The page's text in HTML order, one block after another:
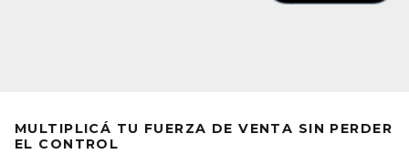
MULTIPLICÁ TU FUERZA DE VENTA SIN PERDER
EL CONTROL